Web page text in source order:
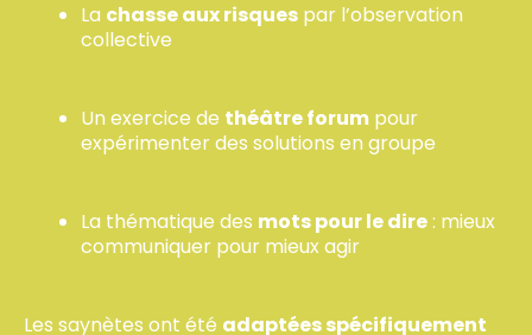
La chasse aux risques par l’observation
collective
Un exercice de théâtre forum pour
expérimenter des solutions en groupe
La thématique des mots pour le dire: mieux
communiquer pour mieux agir
Les saynètes ont été adaptées spécifiquement